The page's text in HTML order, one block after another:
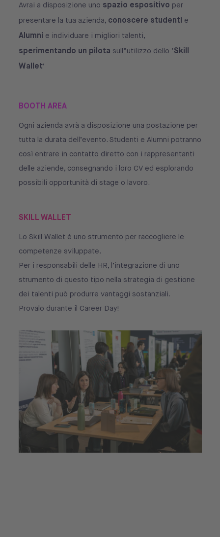
Avrai a disposizione uno spazio espositivo per
presentare la tua azienda, conoscere studenti e
Alumni e individuare i migliori talenti,
sperimentando un pilota sull’’utilizzo dello ‘Skill
Wallet’
BOOTH AREA
Ogni azienda avrà a disposizione una postazione per
tutta la durata dell’evento. Studenti e Alumni potranno
così entrare in contatto diretto con i rappresentanti
delle aziende, consegnando i loro CV ed esplorando
possibili opportunità di stage o lavoro.
SKILL WALLET
Lo Skill Wallet è uno strumento per raccogliere le
competenze sviluppate.
Per i responsabili delle HR, l’integrazione di uno
strumento di questo tipo nella strategia di gestione
dei talenti può produrre vantaggi sostanziali.
Provalo durante il Career Day!